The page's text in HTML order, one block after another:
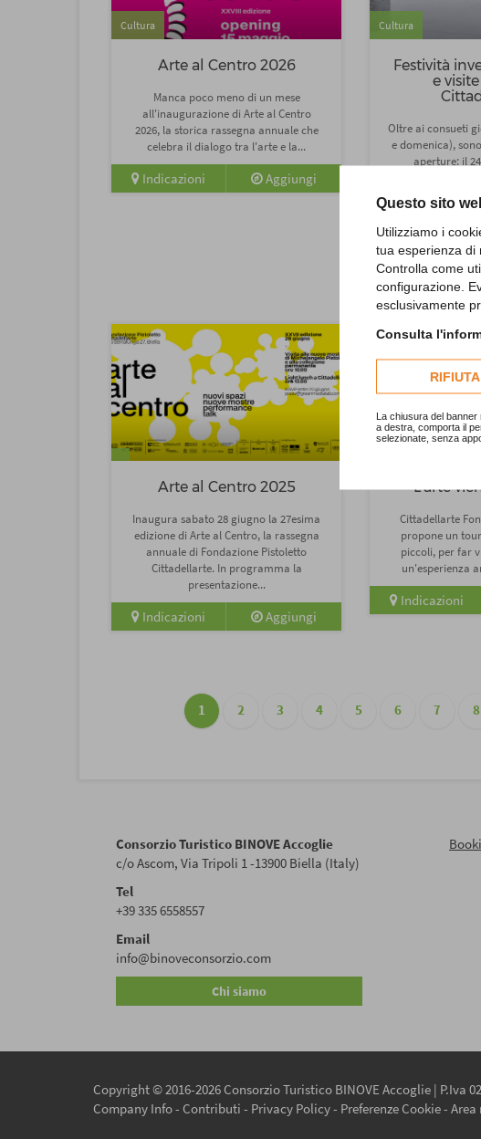
Questo sito
Utilizziamo i
tua esperienza di
Controlla come
configurazione.
esclusivamente
Consulta
RIFIUTA
La chiusura del banner
a destra, comporta il
selezionate, senza
Cultura
Arte al Centro 2026
Manca poco meno di un mese
all'inaugurazione di Arte al Centro
2026, la storica rassegna annuale che
celebra il dialogo tra l'arte e la...
Indicazioni Aggiungi
Cultura
Festività
e
Oltre ai consueti
e domenica),
aperture: il
Indicazioni
Arte al Centro 2025
Inaugura sabato 28 giugno la 27esima
edizione di Arte al Centro, la rassegna
annuale di Fondazione Pistoletto
Cittadellarte. In programma la
presentazione...
Indicazioni Aggiungi
L'arte
Cittadellarte
propone un
piccoli, per far
un'esperienza
Indicazioni
1 2 3 4 5 6 7 8
Consorzio Turistico BINOVE Accoglie
c/o Ascom, Via Tripoli 1 -13900 Biella (Italy)
Tel
+39 335 6558557
Email
info@binoveconsorzio.com
Chi siamo
Copyright © 2016-2026 Consorzio Turistico BINOVE Accoglie | P.Iva
Company Info- Contributi - Privacy Policy- Preferenze Cookie- Area